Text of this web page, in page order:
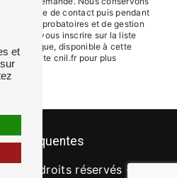
de prise de contact puis pendant
aux fins probatoires et de gestion
droit de vous inscrire sur la liste
disponible à cette
le site cnil.fr pour plus
fréquentes
Tous droits réservés -
et